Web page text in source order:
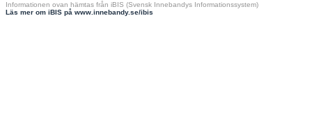
Informationen ovan hämtas från iBIS (Svensk Innebandys Informationssystem)
Läs mer om iBIS på www.innebandy.se/ibis